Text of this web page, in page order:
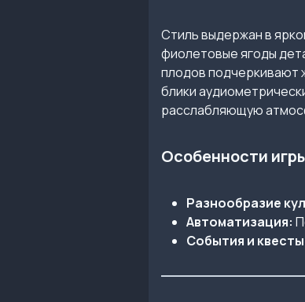
Стиль выдержан в
фиолетовые ягоды
плодов подчеркивают
блики
расслабляющую
Особенности
Разнообразие
Автоматизация:
События и